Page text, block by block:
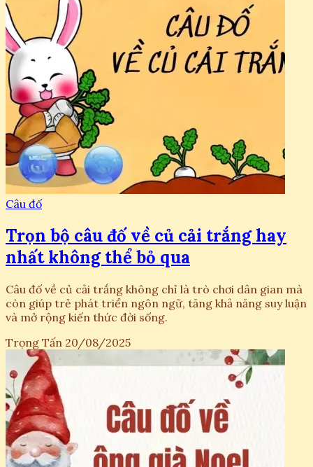
Câu đố
Trọn bộ câu đố về củ cải trắng hay
nhất không thể bỏ qua
Câu đố về củ cải trắng không chỉ là trò chơi dân gian mà
còn giúp trẻ phát triển ngôn ngữ, tăng khả năng suy luận
và mở rộng kiến thức đời sống.
Trọng Tấn 20/08/2025